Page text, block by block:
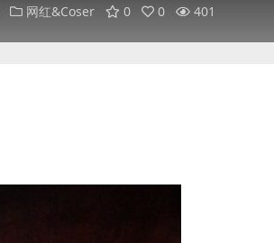
网红&Coser 0 0 401